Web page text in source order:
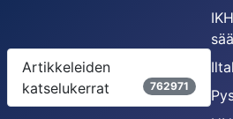
Artikkeleiden
katselukerrat
762971